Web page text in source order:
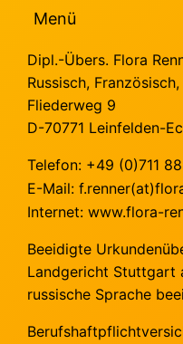
Menü
Dipl.-Übers. Flora
Russisch,
Fliederweg 9
D-70771 Leinfelden-
Telefon: +49 (0)711
E-Mail:
Internet: www.flora-
Beeidigte
Landgericht Stuttgart
russische Sprache